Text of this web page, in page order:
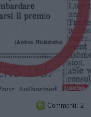
 Commenti: 2